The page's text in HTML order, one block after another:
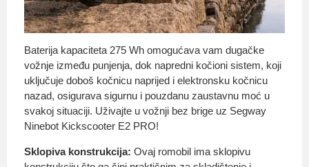
Baterija kapaciteta 275 Wh omogućava vam dugačke
vožnje između punjenja, dok napredni kočioni sistem, koji
uključuje doboš kočnicu naprijed i elektronsku kočnicu
nazad, osigurava sigurnu i pouzdanu zaustavnu moć u
svakoj situaciji. Uživajte u vožnji bez brige uz Segway
Ninebot Kickscooter E2 PRO!
Sklopiva konstrukcija: Ovaj romobil ima sklopivu